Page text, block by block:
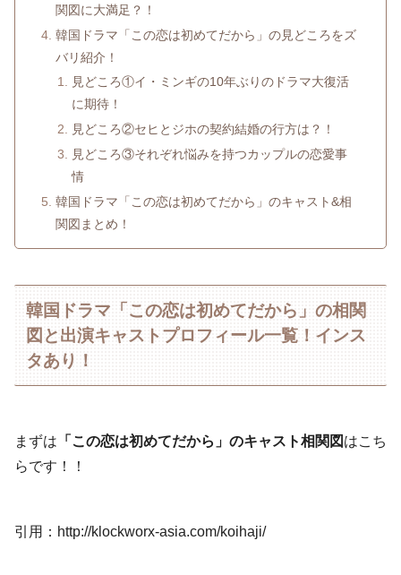
関図に大満足？！
韓国ドラマ「この恋は初めてだから」の見どころをズ
バリ紹介！
見どころ①イ・ミンギの10年ぶりのドラマ大復活
に期待！
見どころ②セヒとジホの契約結婚の行方は？！
見どころ③それぞれ悩みを持つカップルの恋愛事
情
韓国ドラマ「この恋は初めてだから」のキャスト&相
関図まとめ！
韓国ドラマ「この恋は初めてだから」の相関
図と出演キャストプロフィール一覧！インス
タあり！
まずは 「この恋は初めてだから」のキャスト相関図 はこち
らです！！
引用：http://klockworx-asia.com/koihaji/